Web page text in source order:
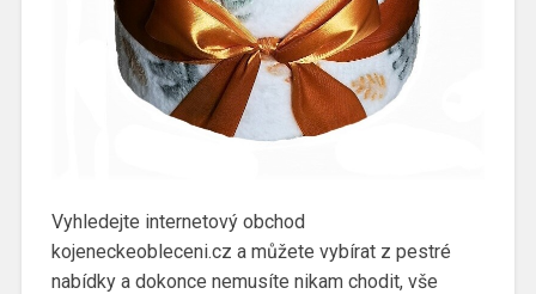
Vyhledejte internetový obchod
kojeneckeobleceni.cz a můžete vybírat z pestré
nabídky a dokonce nemusíte nikam chodit, vše